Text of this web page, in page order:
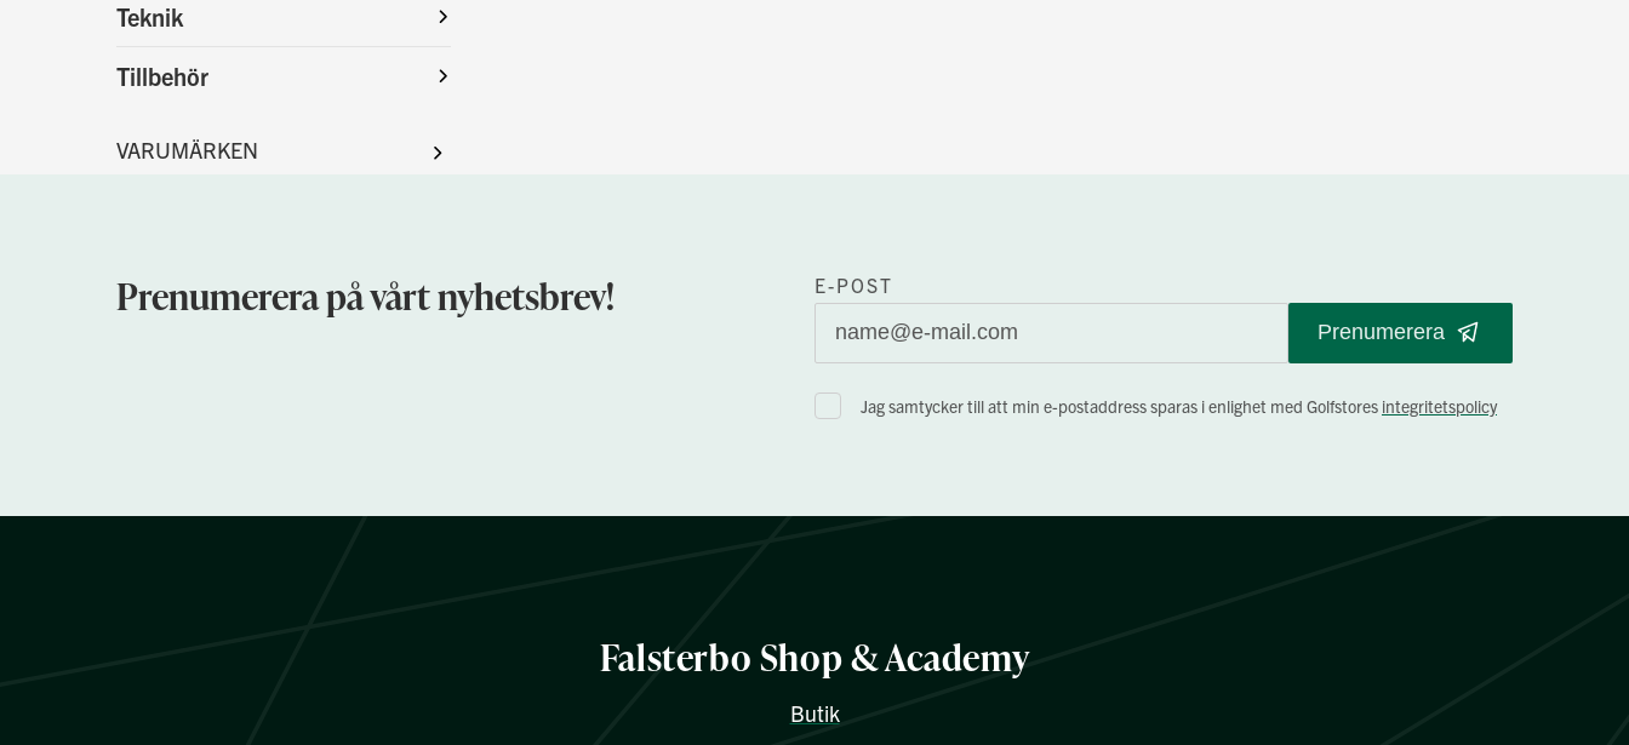
Teknik
Tillbehör
Prenumerera på vårt nyhetsbrev!
E-POST
Prenumerera
Jag samtycker till att min e-postaddress sparas i enlighet med Golfstores integritetspolicy
Falsterbo Shop & Academy
Butik